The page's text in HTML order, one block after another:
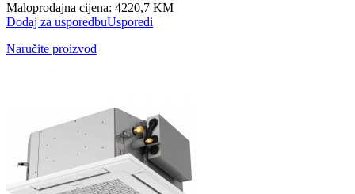
Maloprodajna cijena: 4220,7 KM
Dodaj za usporedbuUsporedi
Naručite proizvod